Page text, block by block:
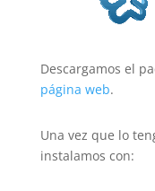
Descargamos el
página web.
Una vez que lo
instalamos con: